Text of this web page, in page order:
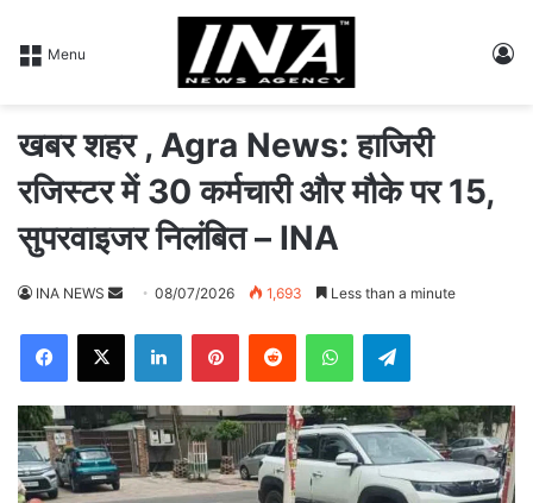
Menu
खबर शहर , Agra News: हाजिरी
रजिस्टर में 30 कर्मचारी और मौके पर 15,
सुपरवाइजर निलंबित – INA
INA NEWS
d
a
n
e
m
08/07/2026 1,693 Less than a minute